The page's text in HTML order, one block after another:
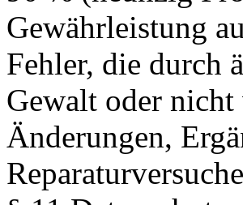
Gewährleistung
Fehler, die durch
Gewalt oder
Änderungen,